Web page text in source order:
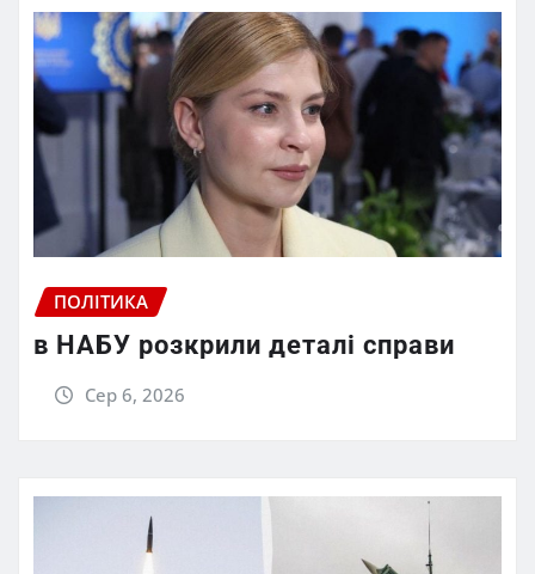
ПОЛІТИКА
в НАБУ розкрили деталі справи
Сер 6, 2026